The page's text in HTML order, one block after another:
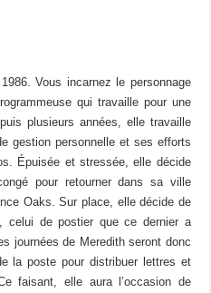
Vous incarnez le personnage
qui travaille pour une
plusieurs années, elle travaille
gestion personnelle et ses efforts
Épuisée et stressée, elle décide
pour retourner dans sa ville
Oaks. Sur place, elle décide de
celui de postier que ce dernier a
journées de Meredith seront donc
la poste pour distribuer lettres et
faisant, elle aura l’occasion de